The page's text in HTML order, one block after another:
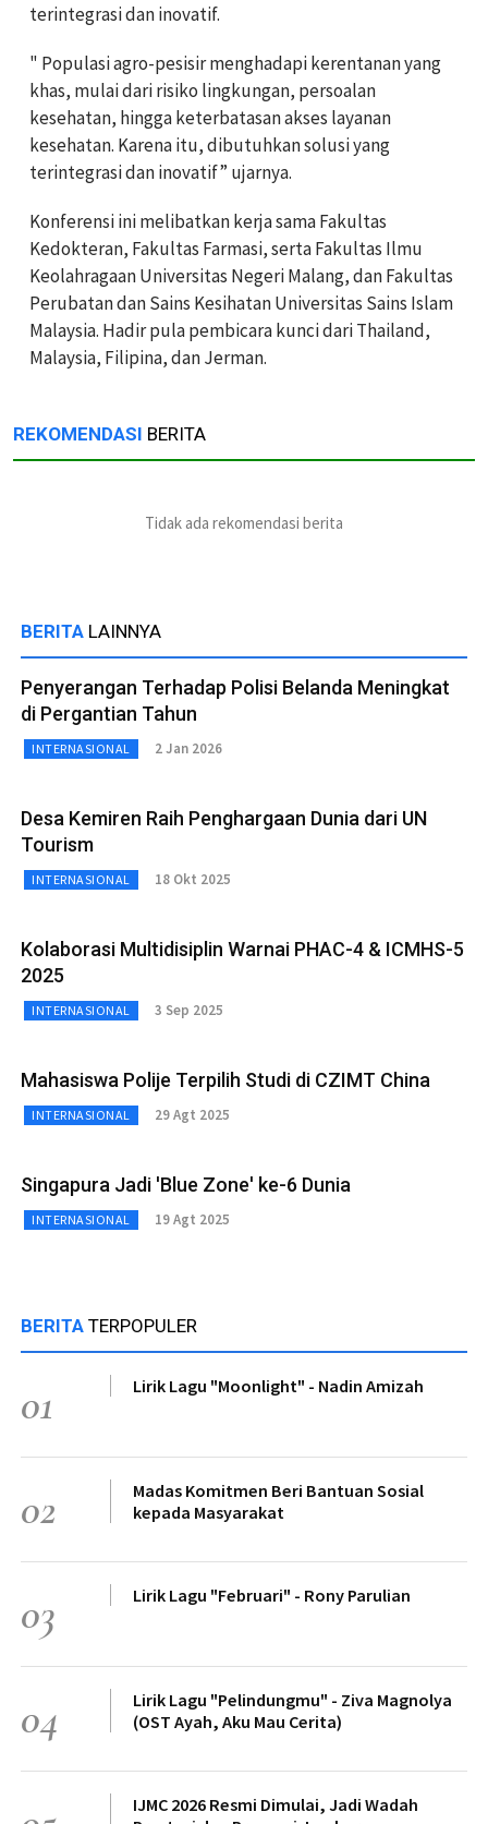
terintegrasi dan inovatif.
" Populasi agro-pesisir menghadapi kerentanan yang
khas, mulai dari risiko lingkungan, persoalan
kesehatan, hingga keterbatasan akses layanan
kesehatan. Karena itu, dibutuhkan solusi yang
terintegrasi dan inovatif” ujarnya.
Konferensi ini melibatkan kerja sama Fakultas
Kedokteran, Fakultas Farmasi, serta Fakultas Ilmu
Keolahragaan Universitas Negeri Malang, dan Fakultas
Perubatan dan Sains Kesihatan Universitas Sains Islam
Malaysia. Hadir pula pembicara kunci dari Thailand,
Malaysia, Filipina, dan Jerman.
REKOMENDASI BERITA
Tidak ada rekomendasi berita
BERITA LAINNYA
Penyerangan Terhadap Polisi Belanda Meningkat
di Pergantian Tahun
INTERNASIONAL 2 Jan 2026
Desa Kemiren Raih Penghargaan Dunia dari UN
Tourism
INTERNASIONAL 18 Okt 2025
Kolaborasi Multidisiplin Warnai PHAC-4 & ICMHS-5
2025
INTERNASIONAL 3 Sep 2025
Mahasiswa Polije Terpilih Studi di CZIMT China
INTERNASIONAL 29 Agt 2025
Singapura Jadi 'Blue Zone' ke-6 Dunia
INTERNASIONAL 19 Agt 2025
BERITA TERPOPULER
01 Lirik Lagu "Moonlight" - Nadin Amizah
02
Madas Komitmen Beri Bantuan Sosial
kepada Masyarakat
03 Lirik Lagu "Februari" - Rony Parulian
04
Lirik Lagu "Pelindungmu" - Ziva Magnolya
(OST Ayah, Aku Mau Cerita)
IJMC 2026 Resmi Dimulai, Jadi Wadah